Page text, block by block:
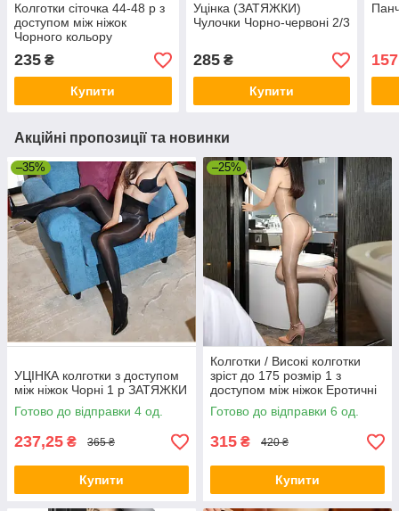
Колготки сіточка 44-48 р з
доступом між ніжок
Чорного кольору
235 ₴
Купити
Уцінка (ЗАТЯЖКИ)
Чулочки Чорно-червоні 2/3
285₴
Купити
Акційні пропозиції та новинки
–35%
УЦІНКА колготки з доступом
між ніжок Чорні 1 р ЗАТЯЖКИ
Готово до відправки 4 од.
237,25 ₴ 365 ₴
Купити
–25%
Колготки / Високі колготки
зріст до 175 розмір 1 з
доступом між ніжок Еротичні
колготи
Готово до відправки 6 од.
315 ₴ 420 ₴
Купити